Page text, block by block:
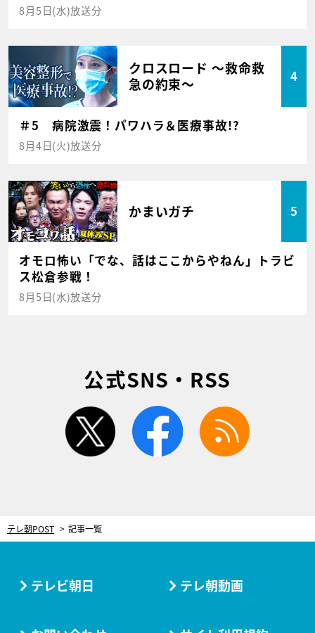
8月5日(水)放送分
クロスロード ～救命救
急の約束～
4
＃5 病院激震！パワハラ＆医療事故!?
8月4日(火)放送分
かまいガチ 5
オモロ怖い「でな、話はここからやねん」トラビ
ス松倉参戦！
8月5日(水)放送分
公式SNS・RSS
twitter facebook
テレ朝POST 記事一覧
テレビ朝日 テレ朝動画